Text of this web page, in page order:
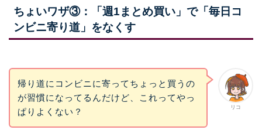
ちょいワザ③：「週1まとめ買い」で「毎日コ
ンビニ寄り道」をなくす
リコ
帰り道にコンビニに寄ってちょっと買うの
が習慣になってるんだけど、これってやっ
ぱりよくない？